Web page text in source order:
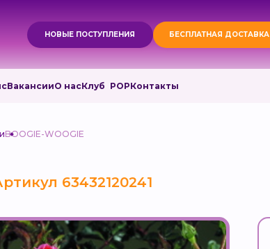
НОВЫЕ ПОСТУПЛЕНИЯ БЕСПЛАТНАЯ ДОСТАВКА
ВакансииО насКлуб РОРКонтакты
BOOGIE-WOOGIE
63432120241